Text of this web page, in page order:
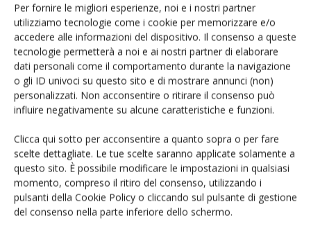
Per fornire le migliori esperienze, noi e i nostri partner
utilizziamo tecnologie come i cookie per memorizzare e/o
accedere alle informazioni del dispositivo. Il consenso a queste
tecnologie permetterà a noi e ai nostri partner di elaborare
dati personali come il comportamento durante la navigazione
o gli ID univoci su questo sito e di mostrare annunci (non)
personalizzati. Non acconsentire o ritirare il consenso può
influire negativamente su alcune caratteristiche e funzioni.
Clicca qui sotto per acconsentire a quanto sopra o per fare
scelte dettagliate. Le tue scelte saranno applicate solamente a
questo sito. È possibile modificare le impostazioni in qualsiasi
momento, compreso il ritiro del consenso, utilizzando i
pulsanti della Cookie Policy o cliccando sul pulsante di gestione
del consenso nella parte inferiore dello schermo.
Rimani aggiornato sul mondo
dell’agricoltura
Iscriviti alle nostre newsletter